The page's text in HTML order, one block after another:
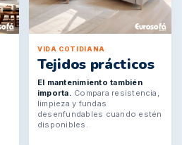
VIDA COTIDIANA
Tejidos prácticos
El mantenimiento también
importa. Compara resistencia,
limpieza y fundas
desenfundables cuando estén
disponibles.